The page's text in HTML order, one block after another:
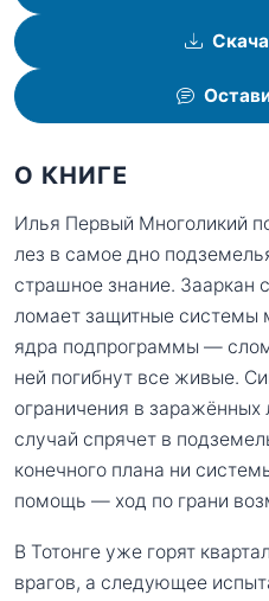
О КНИГЕ
Илья Первый Многоликий
лез в самое дно
страшное знание. Зааркан
ломает защитные системы
ядра подпрограммы —
ней погибнут все живые.
ограничения в заражённых
случай спрячет в
конечного плана ни
помощь — ход по грани
В Тотонге уже горят
врагов, а следующее